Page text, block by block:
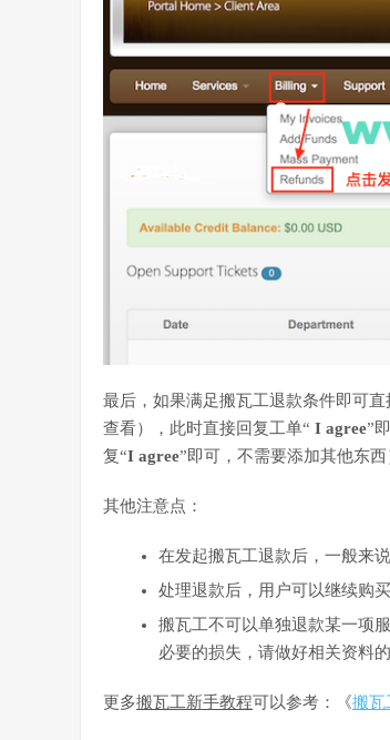
最后，如果满足搬瓦工退款条件即可
查看），此时直接回复工单“ I agree”
复“I agree”即可，不需要添加其他东西
其他注意点：
在发起搬瓦工退款后，一般来
处理退款后，用户可以继续购
搬瓦工不可以单独退款某一项
必要的损失，请做好相关资料的
更多搬瓦工新手教程可以参考：《搬瓦